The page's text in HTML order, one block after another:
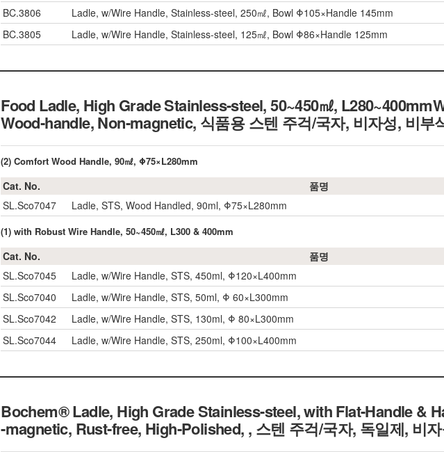
BC.3806
Ladle, w/Wire Handle, Stainless-steel, 250㎖, Bowl Φ105×Handle 145mm
BC.3805
Ladle, w/Wire Handle, Stainless-steel, 125㎖, Bowl Φ86×Handle 125mm
Food Ladle, High Grade Stainless-steel, 50~450㎖,
Wood-handle, Non-magnetic, 식품용 스텐 주걱/국자, 비자성, 비부
(2) Comfort Wood Handle, 90㎖, Φ75×L280mm
Cat. No. 품명
SL.Sco7047
Ladle, STS, Wood Handled, 90ml, Φ75×L280mm
(1) with Robust Wire Handle, 50~450㎖, L300 & 400mm
Cat. No. 품명
SL.Sco7045
Ladle, w/Wire Handle, STS, 450ml, Φ120×L400mm
SL.Sco7040
Ladle, w/Wire Handle, STS, 50ml, Φ 60×L300mm
SL.Sco7042
Ladle, w/Wire Handle, STS, 130ml, Φ 80×L300mm
SL.Sco7044
Ladle, w/Wire Handle, STS, 250ml, Φ100×L400mm
Bochem® Ladle, High Grade Stainless-steel, with Flat-Handle &
-magnetic, Rust-free, High-Polished, , 스텐 주걱/국자, 독일제, 비